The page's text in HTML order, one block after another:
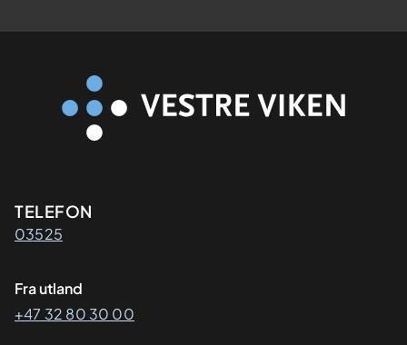
Kontaktinformasjon
TELEFON
03525
Fra utland
+47 32 80 30 00